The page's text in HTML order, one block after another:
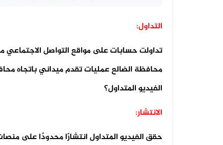
التداول:
تداولت حسابات على مواقع التواصل
محافظة الضالع عمليات تقدم ميداني باتجاه
الفيديو المتداول؟
الانتشار:
حقق الفيديو المتداول انتشارًا محدودًا على